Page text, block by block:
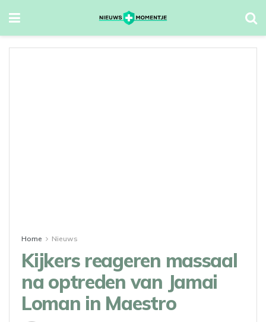
Home Nieuws
Kijkers reageren massaal
na optreden van Jamai
Loman in Maestro